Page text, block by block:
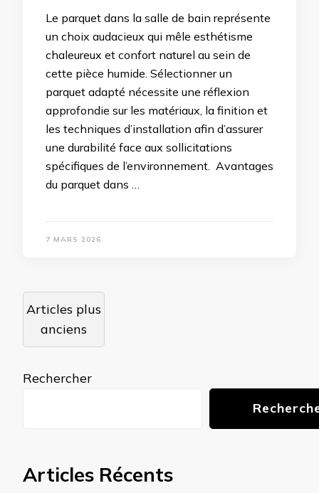
Le parquet dans la salle de bain représente
un choix audacieux qui mêle esthétisme
chaleureux et confort naturel au sein de
cette pièce humide. Sélectionner un
parquet adapté nécessite une réflexion
approfondie sur les matériaux, la finition et
les techniques d’installation afin d’assurer
une durabilité face aux sollicitations
spécifiques de l’environnement. Avantages
du parquet dans …
7 MARS 2026
Navigation
des
articles
Articles plus
anciens
Rechercher
Articles Récents